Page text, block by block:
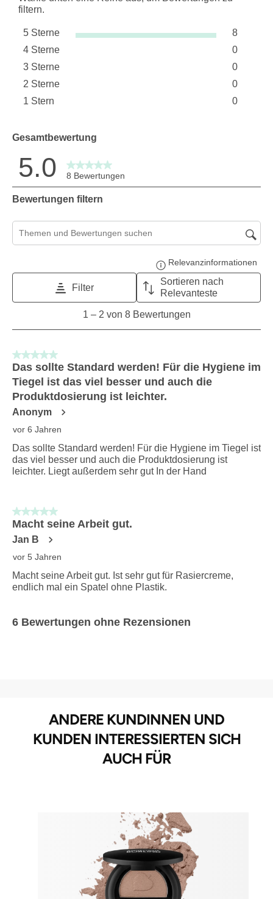
filtern.
5 Sterne Sterne
8
8
4 Sterne
0
0
3 Sterne
0
0
2 Sterne
0
0
1 Stern
0
Gesamtbewertung
5.0 8 Bewertungen
Bewertungen filtern
Suchthemen und Bewertungen Suchregion
Relevanzinformationen
Filter
Sortieren nach
Relevanteste
von
8
Bewertungen.
1 – 2 von 8 Bewertungen
5 von 5 Sternen.
Das sollte Standard werden! Für die Hygiene im
Tiegel ist das viel besser und auch die
Produktdosierung ist leichter.
Anonym
vor 6 Jahren
Das sollte Standard werden! Für die Hygiene im Tiegel ist
das viel besser und auch die Produktdosierung ist
leichter. Liegt außerdem sehr gut In der Hand
5 von 5 Sternen.
Macht seine Arbeit gut.
Jan B
vor 5 Jahren
Macht seine Arbeit gut. Ist sehr gut für Rasiercreme,
endlich mal ein Spatel ohne Plastik.
6 Bewertungen ohne Rezensionen
ANDERE KUNDINNEN UND
KUNDEN INTERESSIERTEN SICH
AUCH FÜR